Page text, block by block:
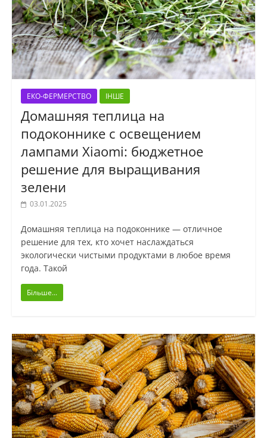
ЕКО-ФЕРМЕРСТВО ІНШЕ
Домашняя теплица на
подоконнике с освещением
лампами Xiaomi: бюджетное
решение для выращивания
зелени
03.01.2025
Домашняя теплица на подоконнике — отличное
решение для тех, кто хочет наслаждаться
экологически чистыми продуктами в любое время
года. Такой
Більше...